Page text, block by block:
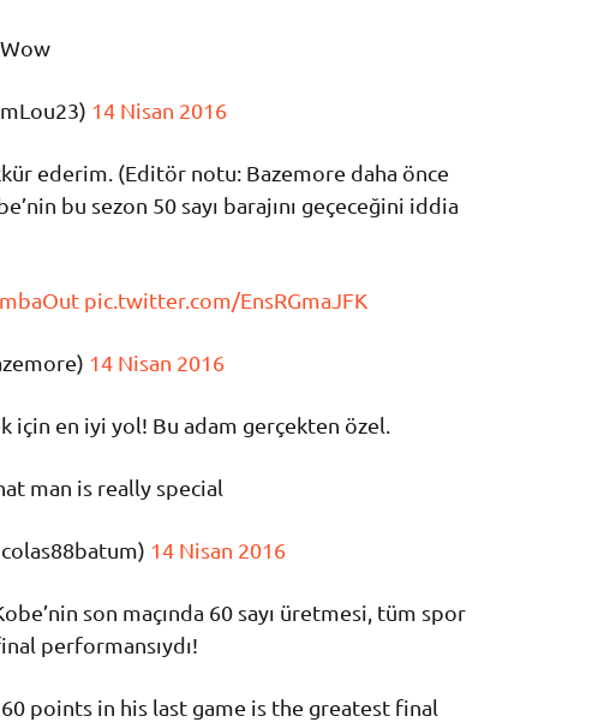
14 Nisan 2016
ederim. (Editör notu: Bazemore daha önce
bu sezon 50 sayı barajını geçeceğini iddia
pic.twitter.com/EnsRGmaJFK
14 Nisan 2016
için en iyi yol! Bu adam gerçekten özel.
man is really special
14 Nisan 2016
son maçında 60 sayı üretmesi, tüm spor
performansıydı!
points in his last game is the greatest final